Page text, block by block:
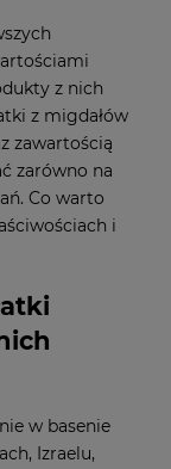
z nich
z migdałów
zawartością
zarówno na
Co warto
i
w basenie
Izraelu,